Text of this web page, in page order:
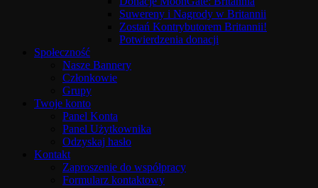
Suwereny i Nagrody w Britannii
Zostań Kontrybutorem Britannii!
Potwierdzenia donacji
Społeczność
Nasze Bannery
Członkowie
Grupy
Twoje konto
Panel Konta
Panel Użytkownika
Odzyskaj hasło
Kontakt
Zaproszenie do współpracy
Formularz kontaktowy